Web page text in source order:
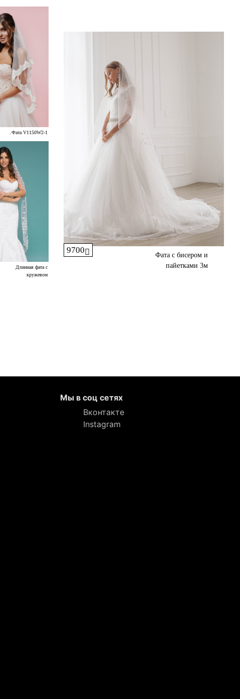
.Фата V1150W2-1
Длинная фата с
кружевом
9700
Фата с бисером и
пайетками 3м
Мы в соц сетях
Вконтакте
Instagram